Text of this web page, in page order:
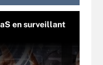
en surveillant